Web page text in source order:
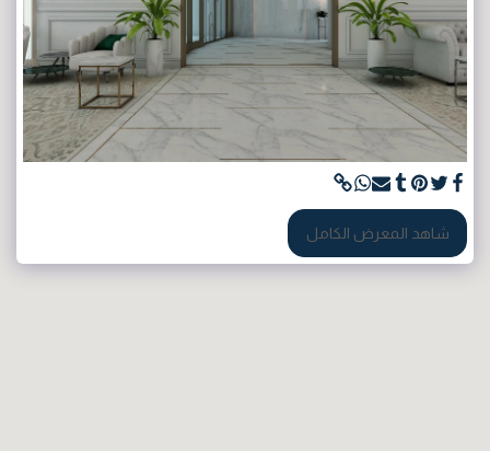
شاهد المعرض الكامل